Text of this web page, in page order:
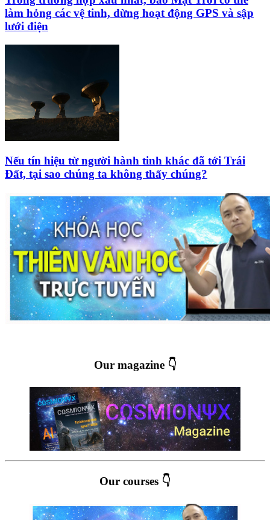
làm hỏng các vệ tinh, dừng hoạt động GPS và sập
lưới điện
Nếu tín hiệu từ người hành tinh khác đã tới Trái
Đất, tại sao chúng ta không thấy chúng?
Our magazine 👇
Our courses 👇